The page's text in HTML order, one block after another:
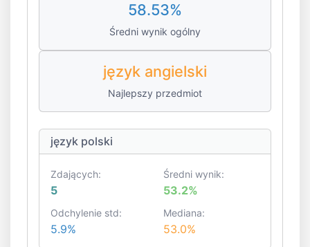
58.53%
Średni wynik ogólny
język angielski
Najlepszy przedmiot
język polski
Zdających:
5
Średni wynik:
53.2%
Odchylenie std:
5.9%
Mediana:
53.0%